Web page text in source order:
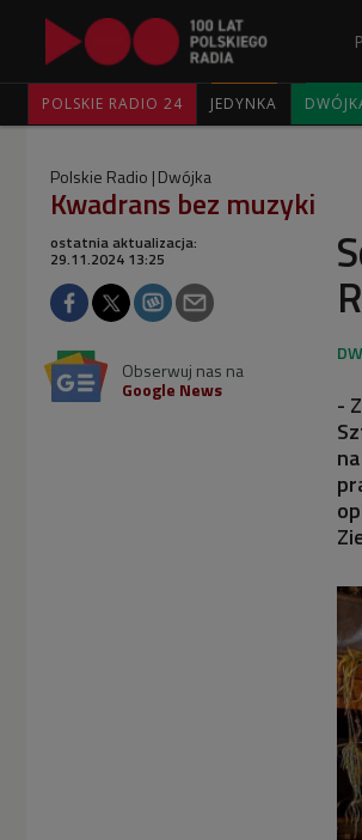
POLSKIE RADIO 24 JEDYNKA
Polskie Radio Dwójka
Kwadrans bez muzyki
ostatnia aktualizacja:
29.11.2024 13:25
Obserwuj nas na
Google News
-